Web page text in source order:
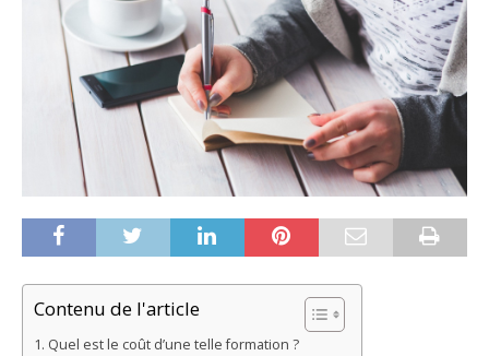
Contenu de l'article
Quel est le coût d’une telle formation ?